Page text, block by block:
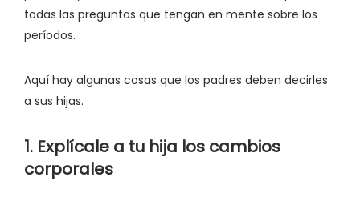
todas las preguntas que tengan en mente sobre los
períodos.
Aquí hay algunas cosas que los padres deben decirles
a sus hijas.
1. Explícale a tu hija los cambios
corporales